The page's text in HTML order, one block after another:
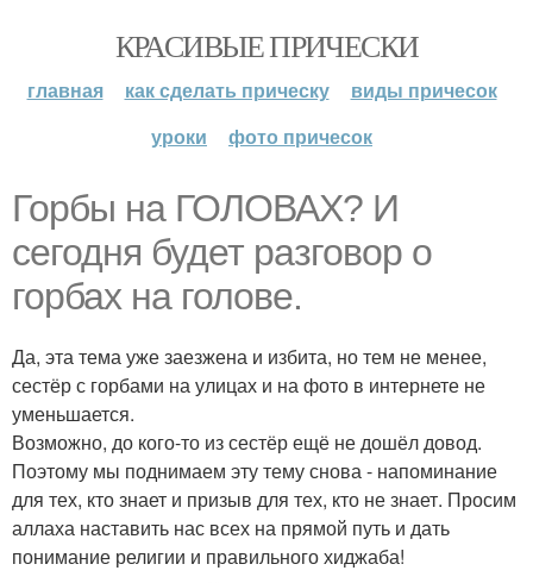
КРАСИВЫЕ ПРИЧЕСКИ
главная как сделать прическу
виды причесок
уроки
фото причесок
Горбы на ГОЛОВАХ? И
сегодня будет разговор о
горбах на голове.
Да, эта тема уже заезжена и избита, но тем не менее,
сестёр с горбами на улицах и на фото в интернете не
уменьшается.
Возможно, до кого-то из сестёр ещё не дошёл довод.
Поэтому мы поднимаем эту тему снова - напоминание
для тех, кто знает и призыв для тех, кто не знает. Просим
аллаха наставить нас всех на прямой путь и дать
понимание религии и правильного хиджаба!